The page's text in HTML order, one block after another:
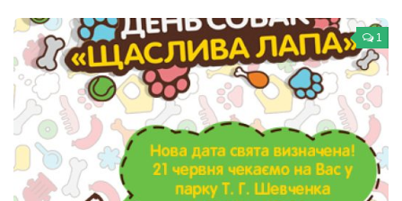
Евгений Полюхович
Ольга Чикина
Бизнес-партнёры
Здоровье
Врач психиатр–нарколог Анплеев А.Б.
Косметологическое отделение КП Сумская
городская клиническая больница №4
1